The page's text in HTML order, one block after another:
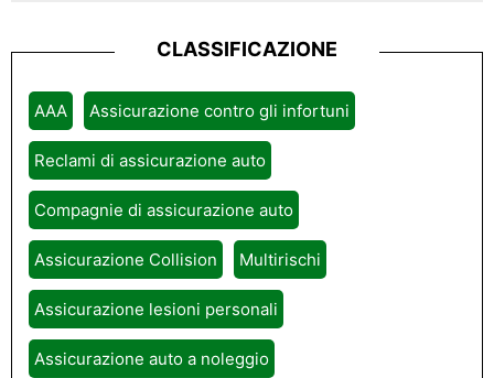
CLASSIFICAZIONE
AAA Assicurazione contro gli infortuni
Reclami di assicurazione auto
Compagnie di assicurazione auto
Assicurazione Collision Multirischi
Assicurazione lesioni personali
Assicurazione auto a noleggio